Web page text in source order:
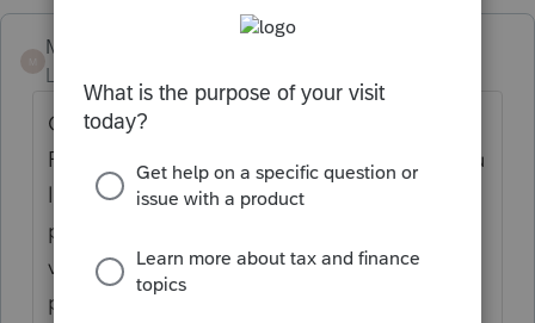
Mario B
Level 11
COMPOSANTE RELATIVE AU LOGEMENT
Pour bénéficier de la composante relative au
logement, vous devez être en mesure de
prouver que, au 31 décembre 2018, vous ou
votre conjoint, selon le cas, étiez
propriétaires, locataires ou sous-locataires